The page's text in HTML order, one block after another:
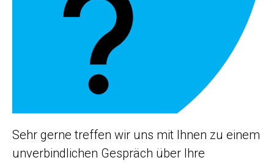
Sehr gerne treffen wir uns mit Ihnen zu einem
unverbindlichen Gespräch über Ihre